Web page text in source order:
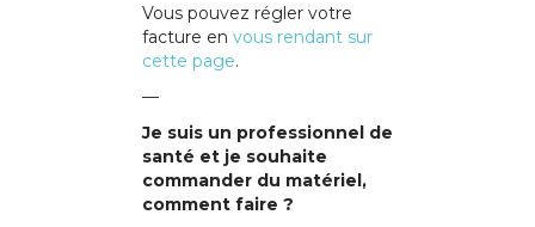
Vous pouvez régler votre
facture en vous rendant sur
cette page.
—
Je suis un professionnel de
santé et je souhaite
commander du matériel,
comment faire ?